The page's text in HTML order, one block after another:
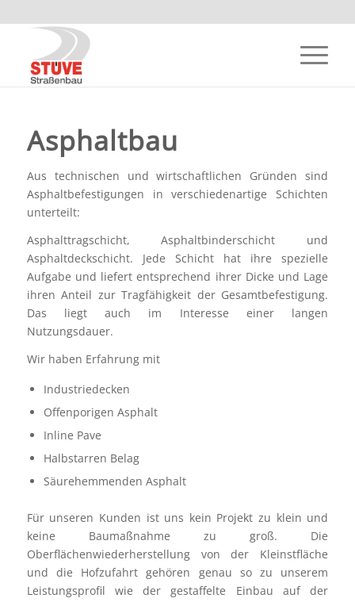
Asphaltbau
Aus technischen und wirtschaftlichen Gründen sind
Asphaltbefestigungen in verschiedenartige Schichten
unterteilt:
Asphalttragschicht, Asphaltbinderschicht und
Asphaltdeckschicht. Jede Schicht hat ihre spezielle
Aufgabe und liefert entsprechend ihrer Dicke und Lage
ihren Anteil zur Tragfähigkeit der Gesamtbefestigung.
Das liegt auch im Interesse einer langen
Nutzungsdauer.
Wir haben Erfahrung mit
Industriedecken
Offenporigen Asphalt
Inline Pave
Halbstarren Belag
Säurehemmenden Asphalt
Für unseren Kunden ist uns kein Projekt zu klein und
keine Baumaßnahme zu groß. Die
Oberflächenwiederherstellung von der Kleinstfläche
und die Hofzufahrt gehören genau so zu unserem
Leistungsprofil wie der gestaffelte Einbau auf der